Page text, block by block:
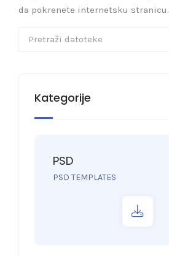
da pokrenete internetsku stranicu.
Kategorije
PSD
PSD TEMPLATES